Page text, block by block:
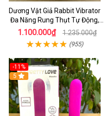
Dương Vật Giả Rabbit Vibrator
Đa Năng Rung Thụt Tự Động,
Phát Nhiệt Ấm Nóng Kích Thích
1.100.000₫ 1.235.000₫
(955)
-11%
5